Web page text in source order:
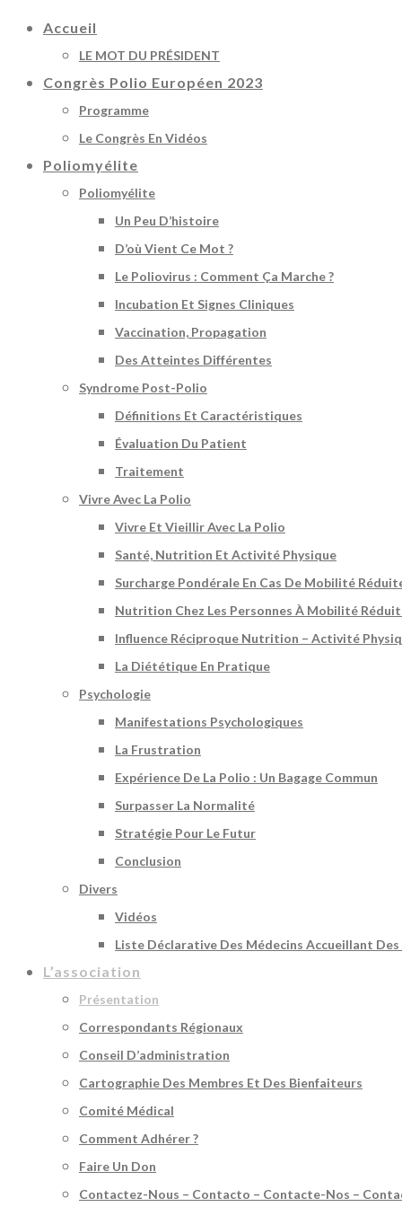
Accueil
LE MOT DU PRÉSIDENT
Congrès Polio Européen 2023
Programme
Le Congrès En Vidéos
Poliomyélite
Poliomyélite
Un Peu D’histoire
D’où Vient Ce Mot ?
Le Poliovirus : Comment Ça Marche ?
Incubation Et Signes Cliniques
Vaccination, Propagation
Des Atteintes Différentes
Syndrome Post-Polio
Définitions Et Caractéristiques
Évaluation Du Patient
Traitement
Vivre Avec La Polio
Vivre Et Vieillir Avec La Polio
Santé, Nutrition Et Activité Physique
Surcharge Pondérale En Cas De Mobilité
Nutrition Chez Les Personnes À Mobilité
Influence Réciproque Nutrition – Activité
La Diététique En Pratique
Psychologie
Manifestations Psychologiques
La Frustration
Expérience De La Polio : Un Bagage Commun
Surpasser La Normalité
Stratégie Pour Le Futur
Conclusion
Divers
Vidéos
Liste Déclarative Des Médecins Accueillant
L’association
Présentation
Correspondants Régionaux
Conseil D’administration
Cartographie Des Membres Et Des Bienfaiteurs
Comité Médical
Comment Adhérer ?
Faire Un Don
Contactez-Nous – Contacto – Contacte-Nos –